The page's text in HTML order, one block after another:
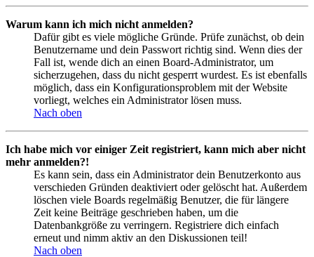
Warum kann ich mich nicht anmelden?
Dafür gibt es viele mögliche Gründe. Prüfe zunächst, ob dein
Benutzername und dein Passwort richtig sind. Wenn dies der
Fall ist, wende dich an einen Board-Administrator, um
sicherzugehen, dass du nicht gesperrt wurdest. Es ist ebenfalls
möglich, dass ein Konfigurationsproblem mit der Website
vorliegt, welches ein Administrator lösen muss.
Nach oben
Ich habe mich vor einiger Zeit registriert, kann mich aber nicht
mehr anmelden?!
Es kann sein, dass ein Administrator dein Benutzerkonto aus
verschieden Gründen deaktiviert oder gelöscht hat. Außerdem
löschen viele Boards regelmäßig Benutzer, die für längere
Zeit keine Beiträge geschrieben haben, um die
Datenbankgröße zu verringern. Registriere dich einfach
erneut und nimm aktiv an den Diskussionen teil!
Nach oben